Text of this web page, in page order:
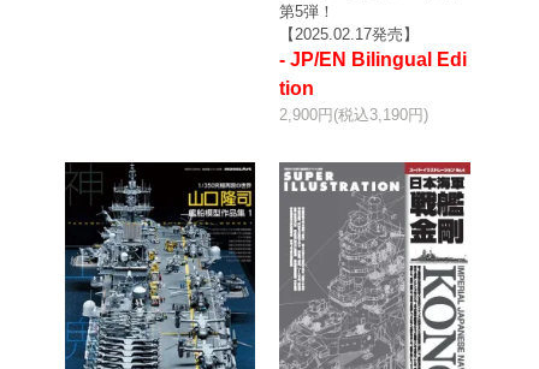
第5弾！
【2025.02.17発売】
- JP/EN Bilingual Edi
tion
2,900円(税込3,190円)